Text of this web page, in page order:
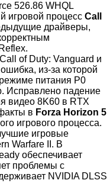
526.86 WHQL
игровой процесс Call
драйверы,
of Duty: Vanguard и
из-за которой
питания P0
Исправлено падение
видео 8K60 в RTX
в Forza Horizon 5
игрового процесса.
игровые
Warfare II. В
обеспечивает
проблемы с
NVIDIA DLSS